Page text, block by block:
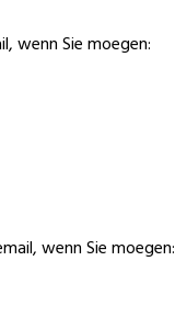
wenn Sie moegen:
wenn Sie moegen: